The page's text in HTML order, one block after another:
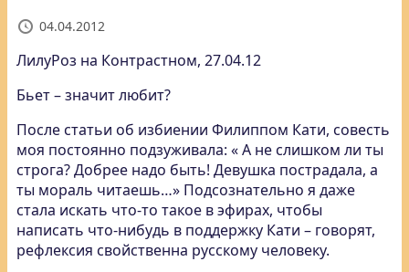
04.04.2012
ЛилуРоз на Контрастном, 27.04.12
Бьет – значит любит?
После статьи об избиении Филиппом Кати, совесть
моя постоянно подзуживала: « А не слишком ли ты
строга? Добрее надо быть! Девушка пострадала, а
ты мораль читаешь…» Подсознательно я даже
стала искать что-то такое в эфирах, чтобы
написать что-нибудь в поддержку Кати – говорят,
рефлексия свойственна русскому человеку.